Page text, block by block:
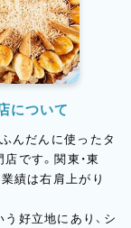
について
んだんに使ったタ
です。関東・東
績は右肩上がり
好立地にあり、シ